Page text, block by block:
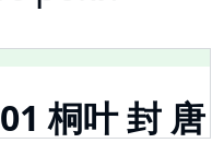
桐叶 封 唐